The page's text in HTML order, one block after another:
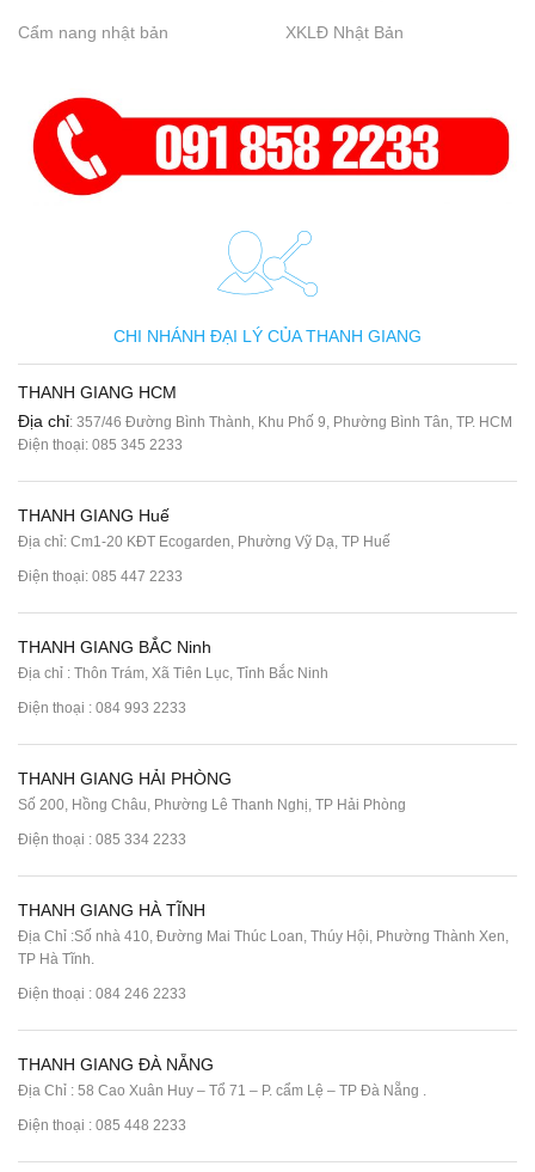
Cẩm nang nhật bản XKLĐ Nhật Bản
CHI NHÁNH ĐẠI LÝ CỦA THANH GIANG
THANH GIANG HCM
Địa chỉ: 357/46 Đường Bình Thành, Khu Phố 9, Phường Bình Tân, TP. HCM
Điện thoại: 085 345 2233
THANH GIANG Huế
Địa chỉ: Cm1-20 KĐT Ecogarden, Phường Vỹ Dạ, TP Huế
Điện thoại: 085 447 2233
THANH GIANG BẮC Ninh
Địa chỉ : Thôn Trám, Xã Tiên Lục, Tỉnh Bắc Ninh
Điện thoại : 084 993 2233
THANH GIANG HẢI PHÒNG
Số 200, Hồng Châu, Phường Lê Thanh Nghị, TP Hải Phòng
Điện thoại : 085 334 2233
THANH GIANG HÀ TĨNH
Địa Chỉ :Số nhà 410, Đường Mai Thúc Loan, Thúy Hội, Phường Thành Xen,
TP Hà Tĩnh.
Điện thoại : 084 246 2233
THANH GIANG ĐÀ NẴNG
Địa Chỉ : 58 Cao Xuân Huy – Tổ 71 – P. cẩm Lệ – TP Đà Nẵng .
Điện thoại : 085 448 2233